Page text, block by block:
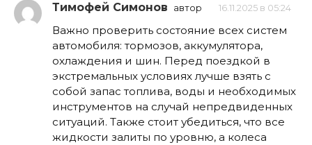
Тимофей Симонов автор 16.11.2025 в 05:24
Важно проверить состояние всех систем
автомобиля: тормозов, аккумулятора,
охлаждения и шин. Перед поездкой в
экстремальных условиях лучше взять с
собой запас топлива, воды и необходимых
инструментов на случай непредвиденных
ситуаций. Также стоит убедиться, что все
жидкости залиты по уровню, а колеса